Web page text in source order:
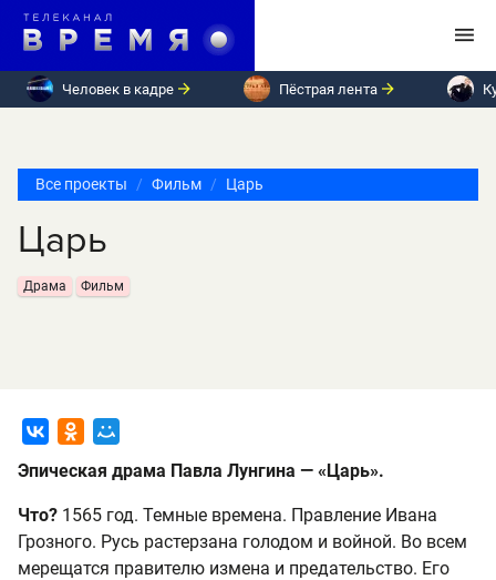
Человек в кадре Пёстрая лента
Все проекты Фильм Царь
Царь
Драма Фильм
Эпическая драма Павла Лунгина — «Царь».
Что? 1565 год. Темные времена. Правление Ивана
Грозного. Русь растерзана голодом и войной. Во всем
мерещатся правителю измена и предательство. Его